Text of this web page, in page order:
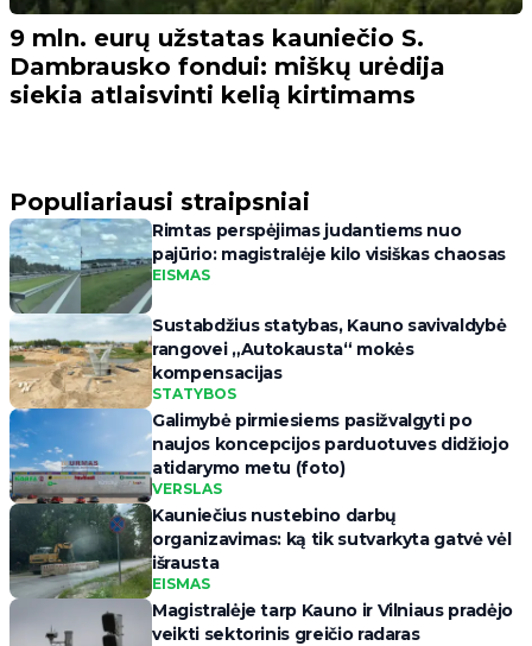
9 mln. eurų užstatas kauniečio S.
Dambrausko fondui: miškų urėdija
siekia atlaisvinti kelią kirtimams
Populiariausi straipsniai
Rimtas perspėjimas judantiems nuo
pajūrio: magistralėje kilo visiškas chaosas
EISMAS
Sustabdžius statybas, Kauno savivaldybė
rangovei „Autokausta“ mokės
kompensacijas
STATYBOS
Galimybė pirmiesiems pasižvalgyti po
naujos koncepcijos parduotuves didžiojo
atidarymo metu (foto)
VERSLAS
Kauniečius nustebino darbų
organizavimas: ką tik sutvarkyta gatvė vėl
išrausta
EISMAS
Magistralėje tarp Kauno ir Vilniaus pradėjo
veikti sektorinis greičio radaras